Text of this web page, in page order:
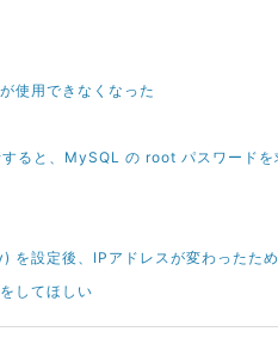
使用できなくなった
ると、MySQL の root パスワードを
設定後、IPアドレスが変わったため
してほしい